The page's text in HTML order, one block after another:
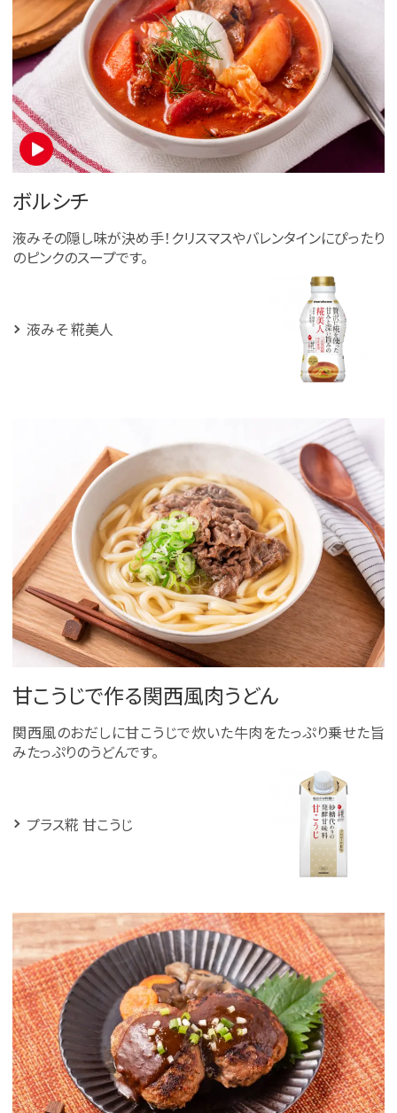
ボルシチ
液みその隠し味が決め手！クリスマスやバレンタインにぴったり
のピンクのスープです。
液みそ 糀美人
甘こうじで作る関西風肉うどん
関西風のおだしに甘こうじで炊いた牛肉をたっぷり乗せた旨
みたっぷりのうどんです。
プラス糀 甘こうじ